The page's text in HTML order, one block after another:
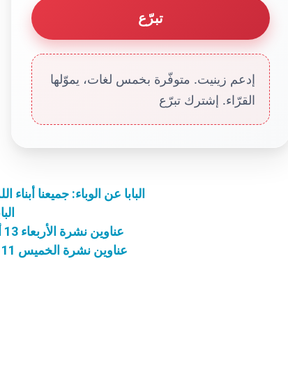
تبرّع
إدعم زينيت. متوفّرة بخمس لغات، يموّلها
القرّاء. إشترك تبرّع
البابا عن الوباء: جميعنا
عناوين نشرة الأربعاء 13 أيار 2020: صلاة المسيحي
عناوين نشرة الخميس 11 حزيران 2020: الانتماء لله